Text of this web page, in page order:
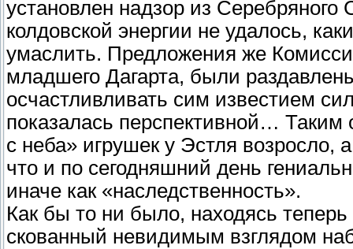
установлен надзор из
колдовской энергии не удалось,
умаслить. Предложения же
младшего Дагарта, были
осчастливливать сим известием
показалась перспективной…
с неба» игрушек у Эстля возросло,
что и по сегодняшний день
иначе как «наследственность».
Как бы то ни было, находясь
скованный невидимым взглядом